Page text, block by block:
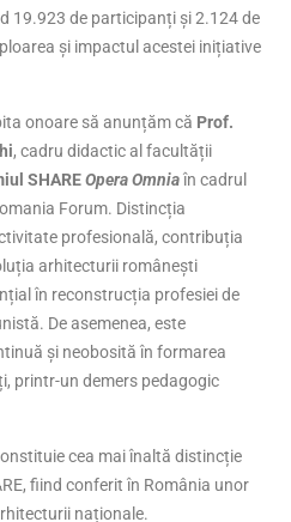
19.923 de participanți și 2.124 de
și impactul acestei inițiative
onoare să anunțăm că Prof.
, cadru didactic al facultății
SHAREOpera Omniaîn cadrul
Forum. Distincția
profesională, contribuția
arhitecturii românești
în reconstrucția profesiei de
De asemenea, este
și neobosită în formarea
printr-un demers pedagogic
cea mai înaltă distincție
fiind conferit în România unor
naționale.